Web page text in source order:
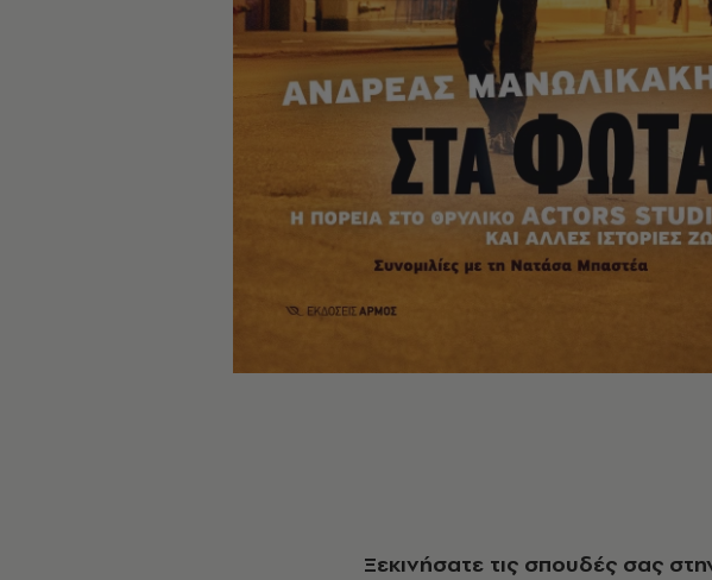
Ξεκινήσατε τις σπουδές σας στην Αθήνα, στη Δραματική Σχολή του Θεάτρου